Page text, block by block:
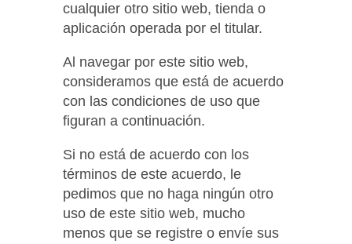
cualquier otro sitio web, tienda o
aplicación operada por el titular.
Al navegar por este sitio web,
consideramos que está de acuerdo
con las condiciones de uso que
figuran a continuación.
Si no está de acuerdo con los
términos de este acuerdo, le
pedimos que no haga ningún otro
uso de este sitio web, mucho
menos que se registre o envíe sus